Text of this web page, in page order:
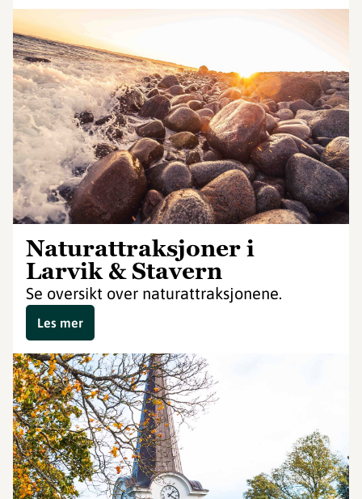
Naturattraksjoner i
Larvik & Stavern
Se oversikt over naturattraksjonene.
Les mer